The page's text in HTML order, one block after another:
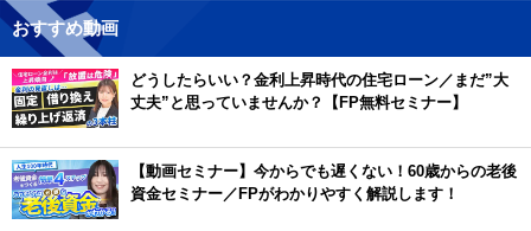
おすすめ動画
どうしたらいい？金利上昇時代の住宅ローン／まだ”大
丈夫”と思っていませんか？【FP無料セミナー】
【動画セミナー】今からでも遅くない！60歳からの老後
資金セミナー／FPがわかりやすく解説します！